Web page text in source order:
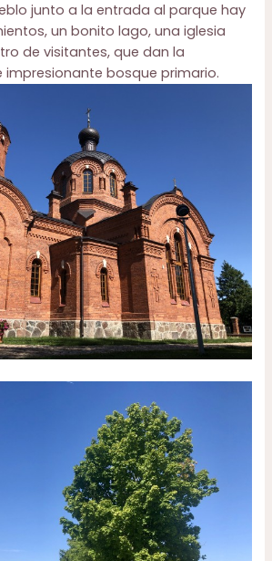
junto a la entrada al parque hay
un bonito lago, una iglesia
de visitantes, que dan la
impresionante bosque primario.